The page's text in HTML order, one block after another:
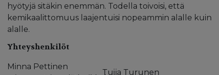
hyötyjä sitäkin enemmän. Todella toivoisi, että
kemikaalittomuus laajentuisi nopeammin alalle kuin
alalle.
Yhteyshenkilöt
Minna Pettinen
Tuija Turunen